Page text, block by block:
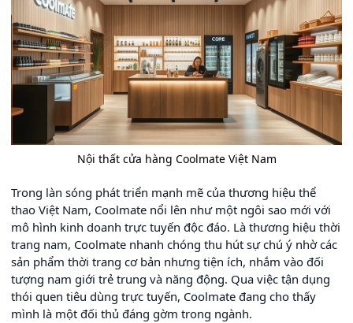
Nội thất cửa hàng Coolmate Việt Nam
Trong làn sóng phát triển mạnh mẽ của thương hiệu thể
thao Việt Nam, Coolmate nổi lên như một ngôi sao mới với
mô hình kinh doanh trực tuyến độc đáo. Là thương hiệu thời
trang nam, Coolmate nhanh chóng thu hút sự chú ý nhờ các
sản phẩm thời trang cơ bản nhưng tiện ích, nhắm vào đối
tượng nam giới trẻ trung và năng động. Qua việc tận dụng
thói quen tiêu dùng trực tuyến, Coolmate đang cho thấy
mình là một đối thủ đáng gờm trong ngành.